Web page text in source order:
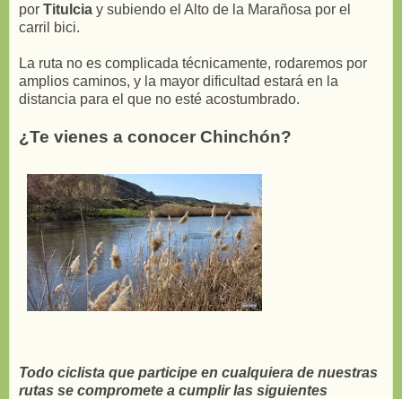
por Titulcia y subiendo el Alto de la Marañosa por el
carril bici.
La ruta no es complicada técnicamente, rodaremos por
amplios caminos, y la mayor dificultad estará en la
distancia para el que no esté acostumbrado.
¿Te vienes a conocer Chinchón?
Todo ciclista que participe en cualquiera de nuestras
rutas se compromete a cumplir las siguientes